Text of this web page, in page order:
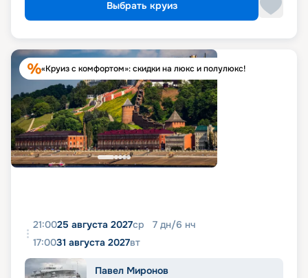
Выбрать круиз
«Круиз с комфортом»: скидки на люкс и полулюкс!
21:0025 августа 2027ср 7 дн/6 нч
17:0031 августа 2027вт
Павел Миронов